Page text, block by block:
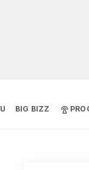
BIG BIZZ